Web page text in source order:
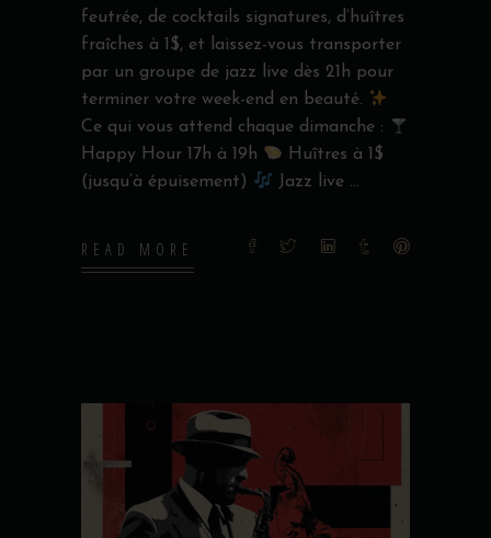
feutrée, de cocktails signatures, d’huîtres
fraîches à 1$, et laissez-vous transporter
par un groupe de jazz live dès 21h pour
terminer votre week-end en beauté.
Ce qui vous attend chaque dimanche :
Happy Hour 17h à 19h
Huîtres à 1$
(jusqu’à épuisement)
Jazz live
READ MORE